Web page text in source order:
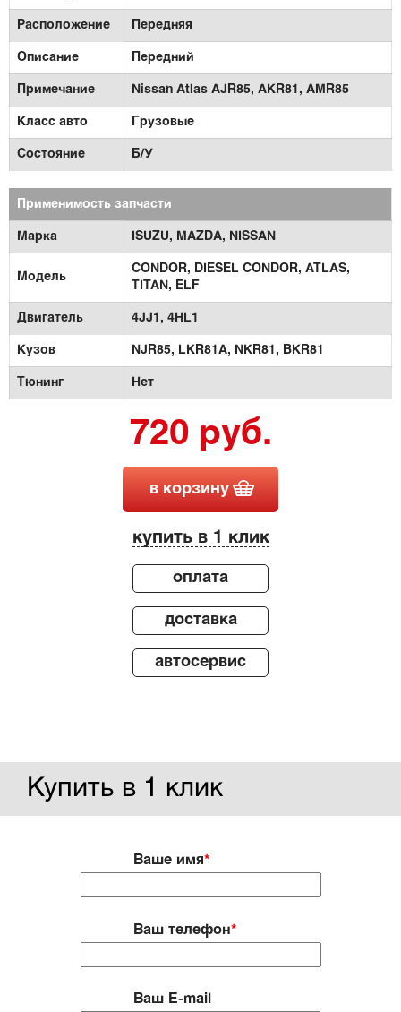
Расположение Передняя
Описание Передний
Примечание Nissan Atlas AJR85, AKR81, AMR85
Класс авто Грузовые
Состояние Б/У
Применимость запчасти
Марка ISUZU, MAZDA, NISSAN
Модель
CONDOR, DIESEL CONDOR, ATLAS,
TITAN,
ELF
Двигатель 4JJ1, 4HL1
Кузов NJR85, LKR81A, NKR81, BKR81
Тюнинг Нет
720 руб.
в корзину
купить в 1 клик
оплата
доставка
автосервис
Купить в 1 клик
Ваше имя*
Ваш телефон*
Ваш E-mail